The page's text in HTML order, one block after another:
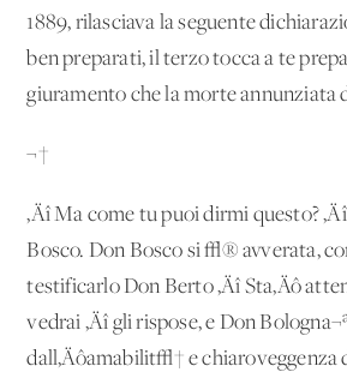
1889, rilasciava la seguente
ben preparati, il terzo tocca a te
giuramento che la morte annunziata
¬†
‚Äî Ma come tu puoi dirmi questo?
Bosco. Don Bosco si √® avverata,
testificarlo Don Berto ‚Äî Sta‚Äô
vedrai ‚Äî gli rispose, e Don
dall‚Äôamabilit√† e chiaroveggenza